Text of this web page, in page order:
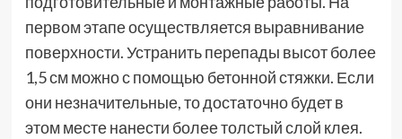
первом этапе осуществляется выравнивание
поверхности. Устранить перепады высот более
1,5 см можно с помощью бетонной стяжки. Если
они незначительные, то достаточно будет в
этом месте нанести более толстый слой клея.